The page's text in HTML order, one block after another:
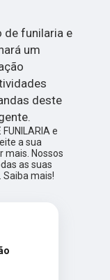
de funilaria e
um
deste
e
a sua
mais. Nossos
as suas
mais!